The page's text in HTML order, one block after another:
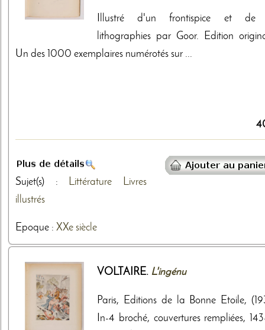
Illustré d'un frontispice et de
lithographies par Goor. Edition
Un des 1000 exemplaires numérotés sur ...
Sujet(s) : Littérature
Livres
illustrés
Epoque : XXe siècle
VOLTAIRE. L'ingénu
Paris, Editions de la Bonne Etoile,
In-4 broché, couvertures rempliées,